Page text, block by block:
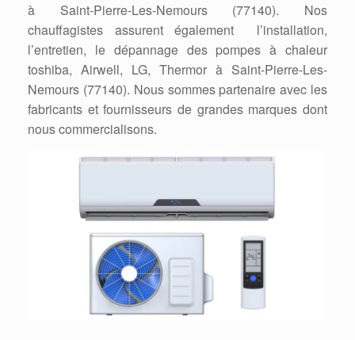
à Saint-Pierre-Les-Nemours (77140). Nos
chauffagistes assurent également l’installation,
l’entretien, le dépannage des pompes à chaleur
toshiba, Airwell, LG, Thermor à Saint-Pierre-Les-
Nemours (77140). Nous sommes partenaire avec les
fabricants et fournisseurs de grandes marques dont
nous commercialisons.